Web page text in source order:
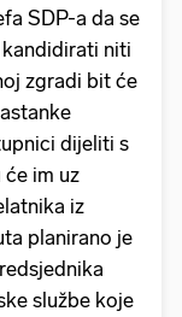
SDP-a da se
niti
zgradi bit će
dijeliti s
im uz
iz
planirano je
službe koje